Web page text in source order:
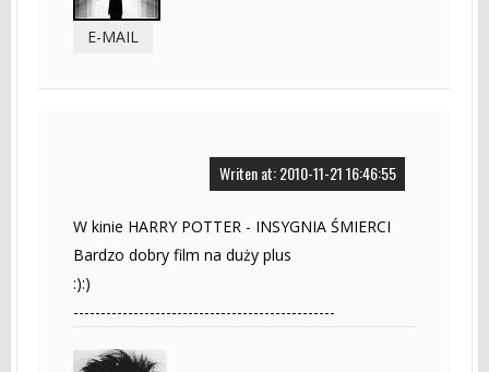
E-MAIL
Writen at: 2010-11-21 16:46:55
W kinie HARRY POTTER - INSYGNIA ŚMIERCI
Bardzo dobry film na duży plus
:):)
------------------------------------------------